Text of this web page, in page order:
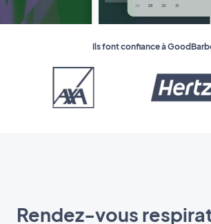
Ils font confiance à
Rendez-vous